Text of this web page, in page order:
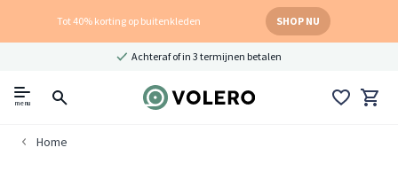
Tot 40% korting op buitenkleden SHOP NU
Achteraf of in 3 termijnen betalen
menu
Home